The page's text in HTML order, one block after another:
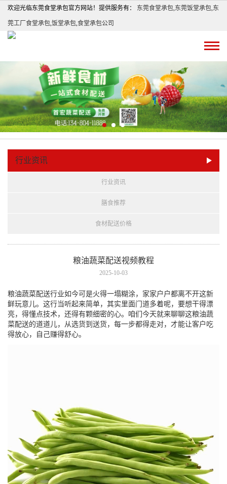
欢迎光临东莞食堂承包官方网站！提供服务有： 东莞食堂承包,东莞饭堂承包,东
莞工厂食堂承包,饭堂承包,食堂承包公司
行业资讯
行业资讯
膳食推荐
食材配送价格
粮油蔬菜配送视频教程
2025-10-03
粮油蔬菜配送行业如今可是火得一塌糊涂，家家户户都离不开这新
鲜玩意儿。这行当听起来简单，其实里面门道多着呢，要想干得漂
亮，得懂点技术，还得有颗细密的心。咱们今天就来聊聊这粮油蔬
菜配送的道道儿，从选货到送货，每一步都得走对，才能让客户吃
得放心，自己赚得舒心。